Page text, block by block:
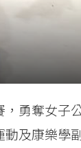
，勇奪女子
及康樂學